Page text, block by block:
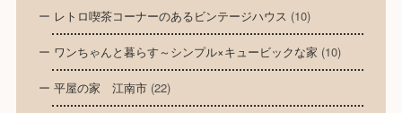
レトロ喫茶コーナーのあるビンテージハウス (10)
ワンちゃんと暮らす～シンプル×キュービックな家 (10)
平屋の家 江南市(22)